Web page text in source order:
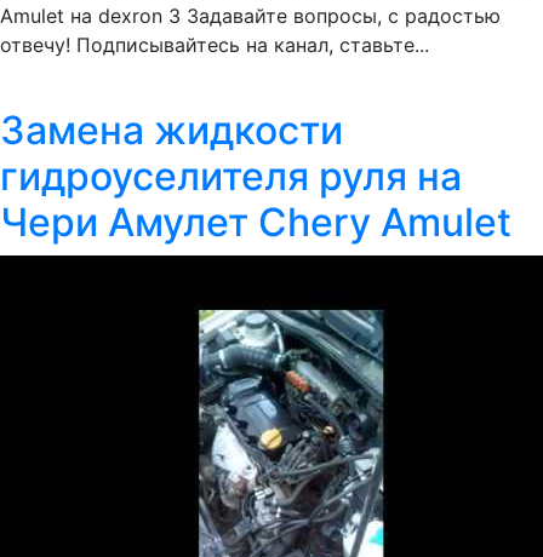
Amulet на dexron 3 Задавайте вопросы, с радостью
отвечу! Подписывайтесь на канал, ставьте...
Замена жидкости
гидроуселителя руля на
Чери Амулет Chery Amulet